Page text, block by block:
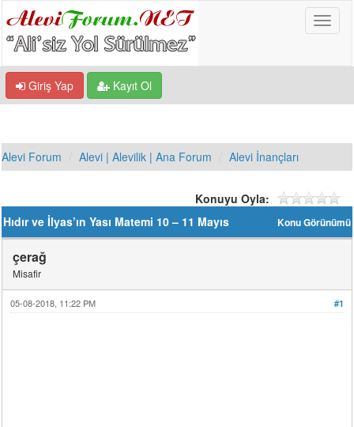
Giriş Yap Kayıt Ol
Alevi Forum Alevi | Alevilik | Ana Forum Alevi İnançları
Konuyu Oyla:
Konu Görünümü
Hıdır ve İlyas’ın Yası Matemi 10 – 11 Mayıs
çerağ
Misafir
#1
05-08-2018, 11:22 PM